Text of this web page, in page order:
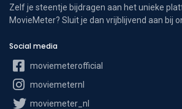
Zelf je steentje bijdragen aan het unieke
MovieMeter? Sluit je dan vrijblijvend aan bij
Social media
moviemeterofficial
moviemeternl
moviemeter_nl